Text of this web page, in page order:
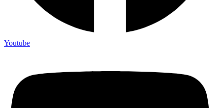
Youtube